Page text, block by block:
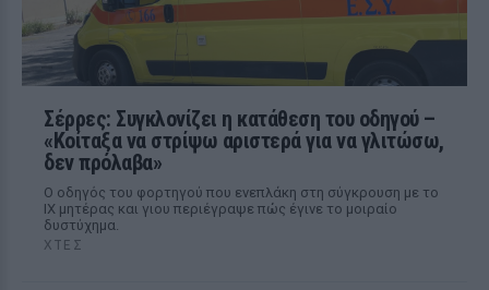
Σέρρες: Συγκλονίζει η κατάθεση του οδηγού –
«Κοίταξα να στρίψω αριστερά για να γλιτώσω,
δεν πρόλαβα»
Ο οδηγός του φορτηγού που ενεπλάκη στη σύγκρουση με το
ΙΧ μητέρας και γιου περιέγραψε πώς έγινε το μοιραίο
δυστύχημα.
ΧΤΕΣ